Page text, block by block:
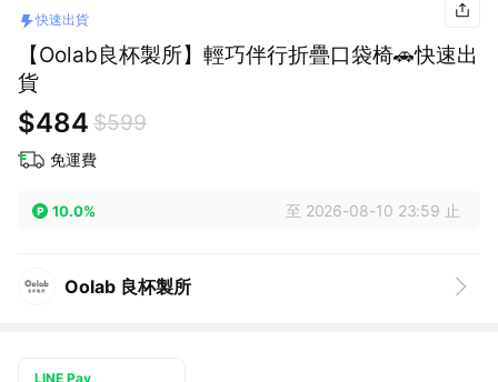
快速出貨
【Oolab良杯製所】輕巧伴行折疊口袋椅🚗快速出
貨
$484 $599
免運費
10.0% 至 2026-08-10 23:59 止
Oolab 良杯製所
LINE Pay